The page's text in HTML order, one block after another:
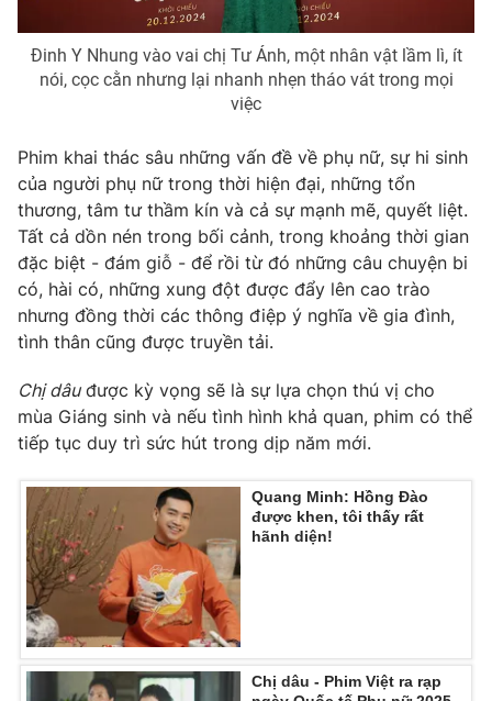
Đinh Y Nhung vào vai chị Tư Ánh, một nhân vật lầm lì, ít
nói, cọc cằn nhưng lại nhanh nhẹn tháo vát trong mọi
việc
Phim khai thác sâu những vấn đề về phụ nữ, sự hi sinh
của người phụ nữ trong thời hiện đại, những tổn
thương, tâm tư thầm kín và cả sự mạnh mẽ, quyết liệt.
Tất cả dồn nén trong bối cảnh, trong khoảng thời gian
đặc biệt - đám giỗ - để rồi từ đó những câu chuyện bi
có, hài có, những xung đột được đẩy lên cao trào
nhưng đồng thời các thông điệp ý nghĩa về gia đình,
tình thân cũng được truyền tải.
Chị dâuđược kỳ vọng sẽ là sự lựa chọn thú vị cho
mùa Giáng sinh và nếu tình hình khả quan, phim có thể
tiếp tục duy trì sức hút trong dịp năm mới.
Quang Minh: Hồng Đào
được khen, tôi thấy rất
hãnh diện!
Chị dâu - Phim Việt ra rạp